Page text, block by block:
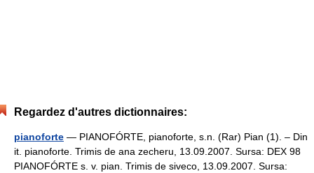
Regardez d'autres dictionnaires:
pianoforte — PIANOFÓRTE, pianoforte, s.n. (Rar) Pian (1). – Din
it. pianoforte. Trimis de ana zecheru, 13.09.2007. Sursa: DEX 98
PIANOFÓRTE s. v. pian. Trimis de siveco, 13.09.2007. Sursa: